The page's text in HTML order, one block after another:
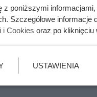
z poniższymi
Szczegółowe
i Cookies oraz po kliknięciu
USTAWIENIA